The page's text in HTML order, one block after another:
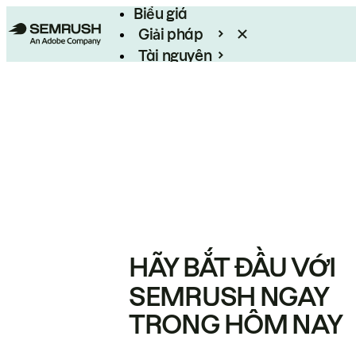
Biểu giá
Giải pháp
Tài nguyên
HÃY BẮT ĐẦU VỚI
SEMRUSH NGAY
TRONG HÔM NAY